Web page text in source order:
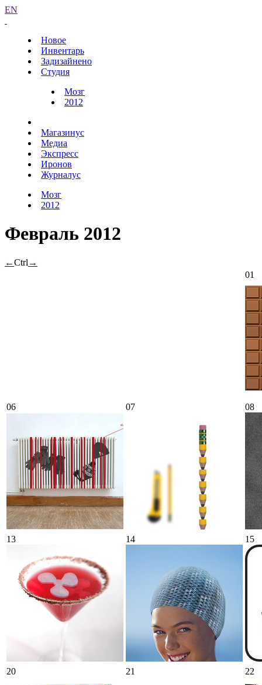
EN
Новое
Инвентарь
Задизайнено
Студия
Мозг
2012
Магазинус
Медиа
Экспресс
Иронов
Журналус
Мозг
2012
Февраль 2012
←Ctrl →
01
06 07 08
13 14 15
20 21 22